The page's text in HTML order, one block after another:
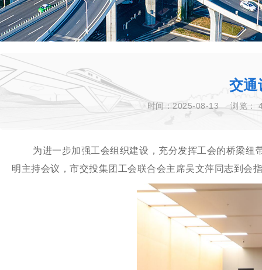
交通
时间：2025-08-13 浏览：
为进一步加强工会组织建设，充分发挥工会的桥梁
明主持会议，市交投集团工会联合会主席吴文萍同志到会